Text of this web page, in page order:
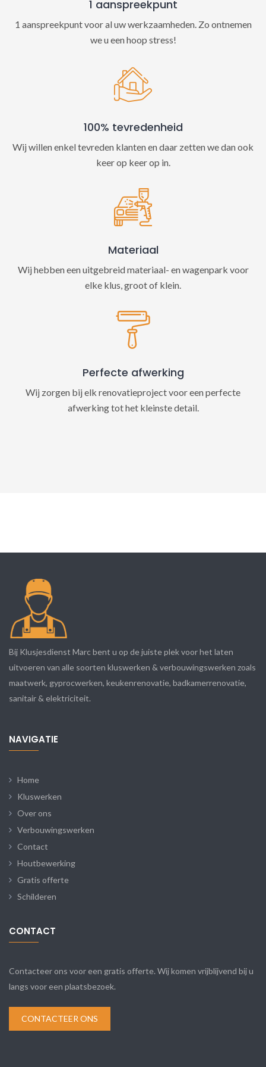
1 aanspreekpunt
1 aanspreekpunt voor al uw werkzaamheden. Zo ontnemen
we u een hoop stress!
100% tevredenheid
Wij willen enkel tevreden klanten en daar zetten we dan ook
keer op keer op in.
Materiaal
Wij hebben een uitgebreid materiaal- en wagenpark voor
elke klus, groot of klein.
Perfecte afwerking
Wij zorgen bij elk renovatieproject voor een perfecte
afwerking tot het kleinste detail.
Bij Klusjesdienst Marc bent u op de juiste plek voor het laten
uitvoeren van alle soorten kluswerken & verbouwingswerken zoals
maatwerk, gyprocwerken, keukenrenovatie, badkamerrenovatie,
sanitair & elektriciteit.
NAVIGATIE
Home
Kluswerken
Over ons
Verbouwingswerken
Contact
Houtbewerking
Gratis offerte
Schilderen
CONTACT
Contacteer ons voor een gratis offerte. Wij komen vrijblijvend bij u
langs voor een plaatsbezoek.
CONTACTEER ONS